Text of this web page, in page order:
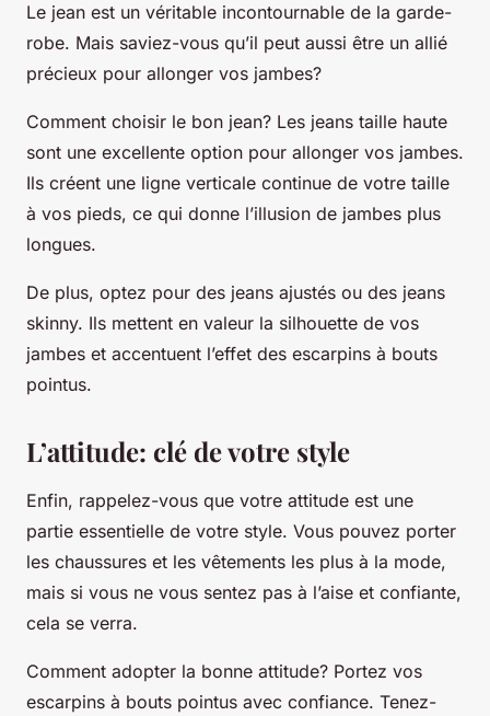
Le jean est un véritable incontournable de la garde-
robe. Mais saviez-vous qu’il peut aussi être un allié
précieux pour allonger vos jambes?
Comment choisir le bon jean? Les jeans taille haute
sont une excellente option pour allonger vos jambes.
Ils créent une ligne verticale continue de votre taille
à vos pieds, ce qui donne l’illusion de jambes plus
longues.
De plus, optez pour des jeans ajustés ou des jeans
skinny. Ils mettent en valeur la silhouette de vos
jambes et accentuent l’effet des escarpins à bouts
pointus.
L’attitude: clé de votre style
Enfin, rappelez-vous que votre attitude est une
partie essentielle de votre style. Vous pouvez porter
les chaussures et les vêtements les plus à la mode,
mais si vous ne vous sentez pas à l’aise et confiante,
cela se verra.
Comment adopter la bonne attitude? Portez vos
escarpins à bouts pointus avec confiance. Tenez-